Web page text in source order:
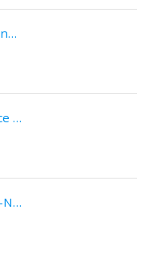
Crédit Agricole Souppes-Sur-Loing 5 Rue de La République
Crédit Agricole Nemours 14 Place Jean Jaurès
Crédit Agricole Saint-Pierre-Lès-Nemours 4 Rue Du Clos Saint Jean